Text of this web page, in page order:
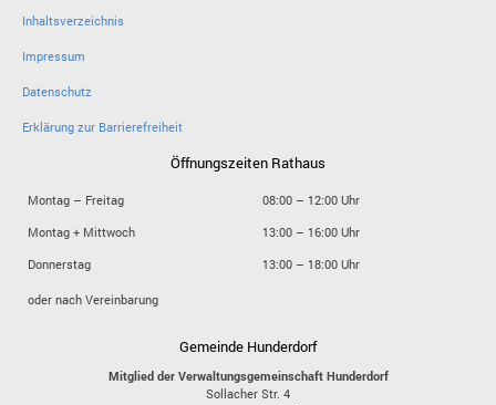
Inhaltsverzeichnis
Impressum
Datenschutz
Erklärung zur Barrierefreiheit
Öffnungszeiten Rathaus
Montag – Freitag
08:00 – 12:00 Uhr
Montag + Mittwoch
13:00 – 16:00 Uhr
Donnerstag
13:00 – 18:00 Uhr
oder nach Vereinbarung
Gemeinde Hunderdorf
Mitglied der Verwaltungsgemeinschaft Hunderdorf
Sollacher Str. 4